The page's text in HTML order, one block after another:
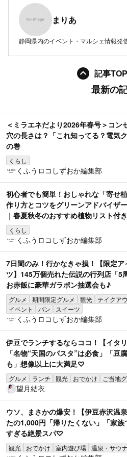
まりあ
静岡県内のイベント・マルシェ情報発
記事
最新の
＜ミラエネだより2026年春号＞コン
穴の長さは？「これ知ってる？電気ク
の巻
くらし
くふうロコしずおか編集部
初心者でも簡単！おしゃれな「寄せ
作り方とコツをグリーンアドバイザ
｜春夏秋冬のおすすめ植物リスト付き
くらし
くふうロコしずおか編集部
7日間のみ！行かなきゃ損！【限定ア
ツ】145万個売れた伝説の行列店「5
お赤飯に豪華ガラポン抽選会も♪
グルメ 期間限定グルメ 観光 テイクア
イベント
パン スイーツ
くふうロコしずおか編集部
伊豆でランチするならココ！【イタ
「名物“天国のパスタ”は必食」「豆
も」想像以上に大満足♡
グルメ ランチ 観光 おでかけ ご当地
望月結衣
ウソ、まさかの爆安！【伊豆赤沢温
たの1,000円「帰りたくない」「家族
すぎる絶景スパ♡
観光 おでかけ 室内遊び場 温泉・サウナ